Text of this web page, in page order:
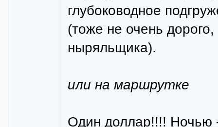
глубоководное
(тоже не очень
ныряльщика).
или на маршрутке
Один доллар!!!! Ночью